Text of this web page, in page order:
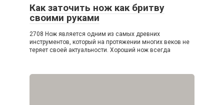
Как заточить нож как бритву
своими руками
2708 Нож является одним из самых древних
инструментов, который на протяжении многих веков не
теряет своей актуальности. Хороший нож всегда